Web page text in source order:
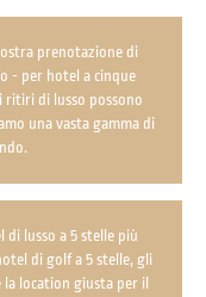
prenotazione di
- per hotel a cinque
ritiri di lusso possono
una vasta gamma di
lusso a 5 stelle più
di golf a 5 stelle, gli
location giusta per il